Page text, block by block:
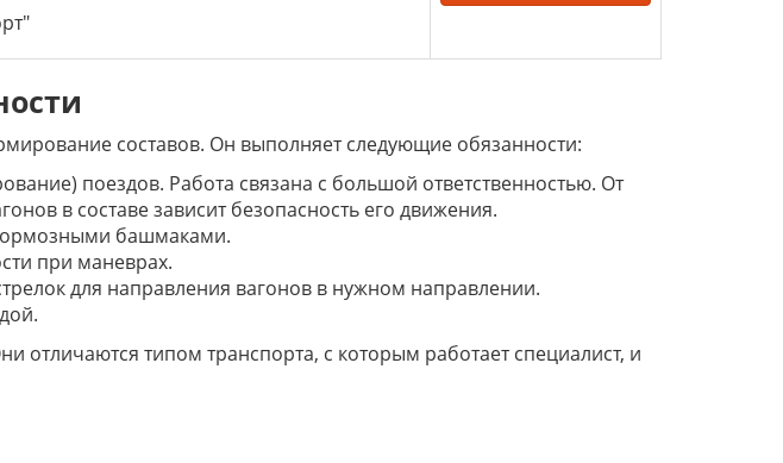
составов. Он выполняет следующие обязанности:
поездов. Работа связана с большой ответственностью. От
в составе зависит безопасность его движения.
башмаками.
при маневрах.
для направления вагонов в нужном направлении.
отличаются типом транспорта, с которым работает специалист, и